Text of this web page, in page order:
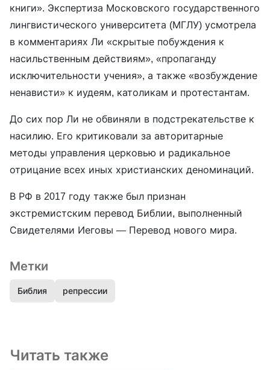
книги». Экспертиза Московского государственного
лингвистического университета (МГЛУ) усмотрела
в комментариях Ли «скрытые побуждения к
насильственным действиям», «пропаганду
исключительности учения», а также «возбуждение
ненависти» к иудеям, католикам и протестантам.
До сих пор Ли не обвиняли в подстрекательстве к
насилию. Его критиковали за авторитарные
методы управления церковью и радикальное
отрицание всех иных христианских деноминаций.
В РФ в 2017 году также был признан
экстремистским перевод Библии, выполненный
Свидетелями Иеговы — Перевод нового мира.
Метки
Библия репрессии
Читать также